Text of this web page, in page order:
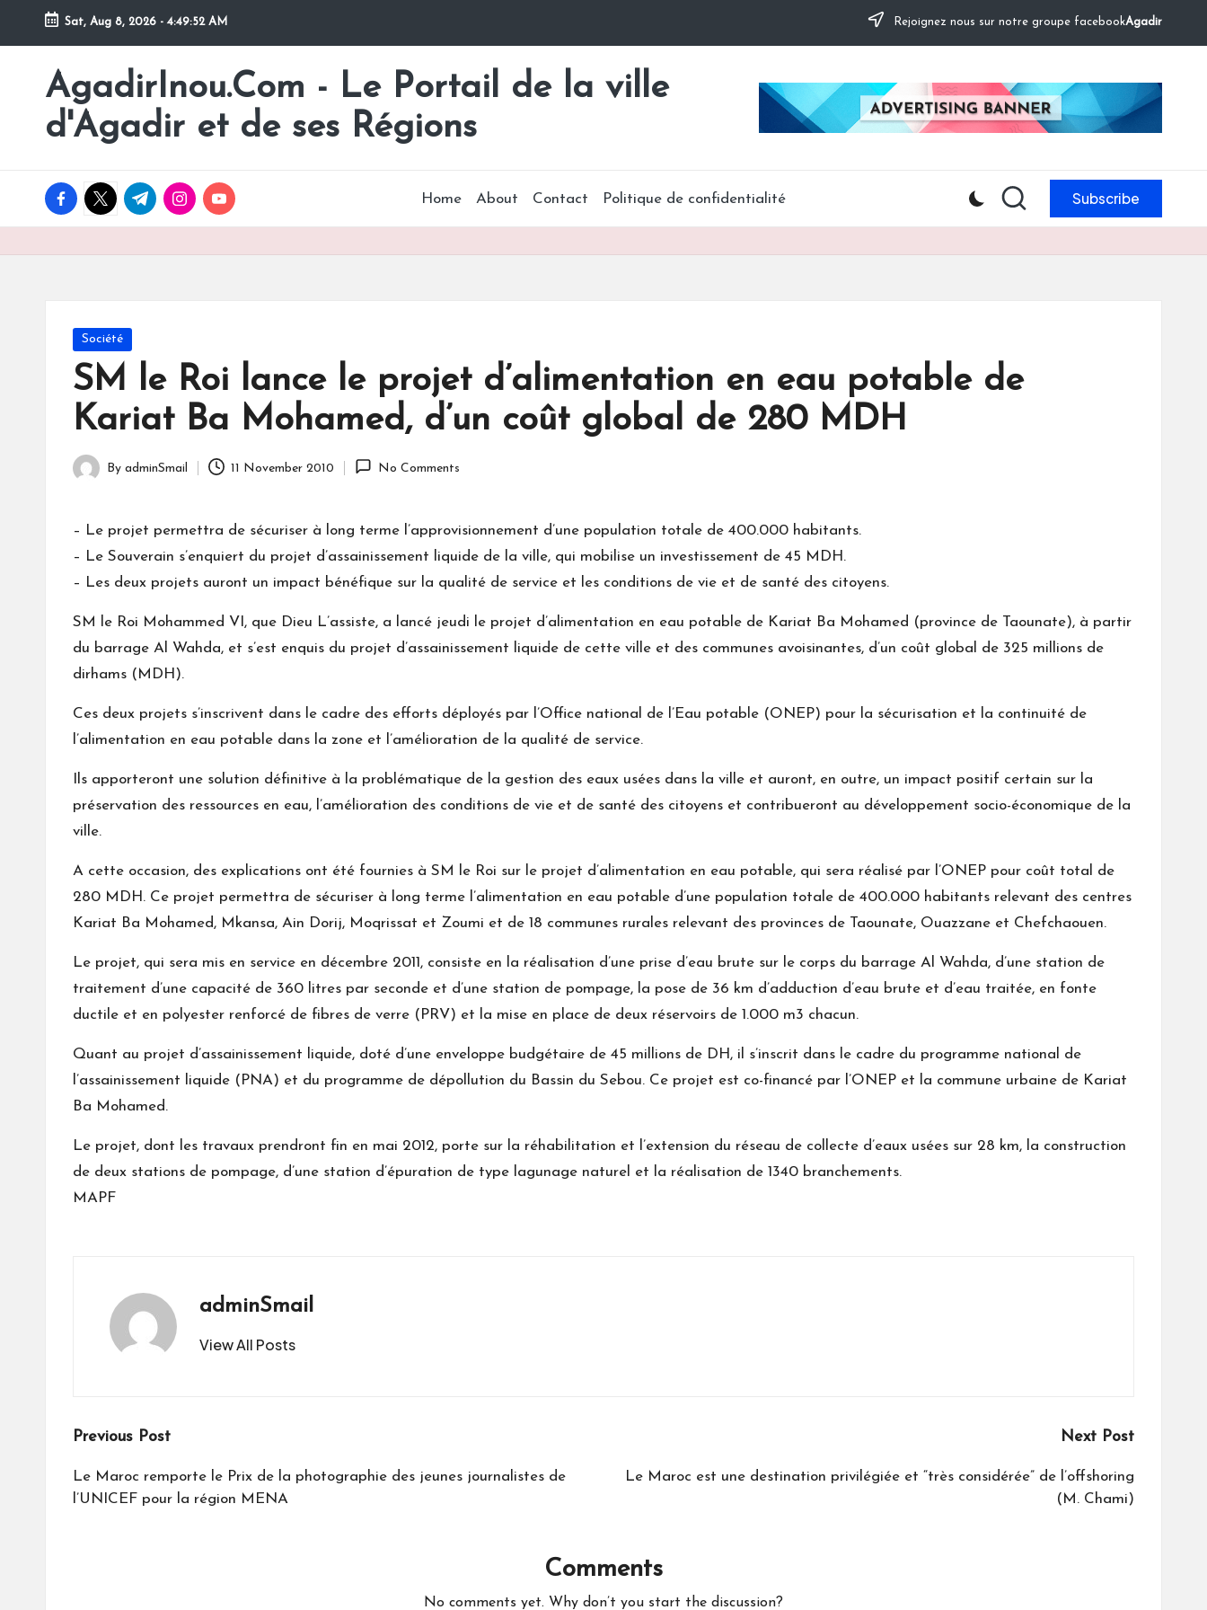
Skip
content
Sat, Aug 8, 2026 - 4:49:53 AM Rejoignez nous sur notre groupe facebookAgadir
AgadirInou.Com - Le Portail de la ville
d'Agadir et de ses Régions
Toute
l'actualité
de
d'Agadir
facebook.com
twitter.com
t.me instagram.com
youtube.com Home About Contact Politique de confidentialité Subscribe
Posted
Société
SM le Roi lance le projet d’alimentation en eau potable de
Kariat Ba Mohamed, d’un coût global de 280 MDH
Posted
By adminSmail 11 November 2010 No Comments
– Le projet permettra de sécuriser à long terme l’approvisionnement d’une population totale de 400.000 habitants.
– Le Souverain s’enquiert du projet d’assainissement liquide de la ville, qui mobilise un investissement de 45 MDH.
– Les deux projets auront un impact bénéfique sur la qualité de service et les conditions de vie et de santé des citoyens.
SM le Roi Mohammed VI, que Dieu L’assiste, a lancé jeudi le projet d’alimentation en eau potable de Kariat Ba Mohamed (province de Taounate), à partir
du barrage Al Wahda, et s’est enquis du projet d’assainissement liquide de cette ville et des communes avoisinantes, d’un coût global de 325 millions de
dirhams (MDH).
Ces deux projets s’inscrivent dans le cadre des efforts déployés par l’Office national de l’Eau potable (ONEP) pour la sécurisation et la continuité de
l’alimentation en eau potable dans la zone et l’amélioration de la qualité de service.
Ils apporteront une solution définitive à la problématique de la gestion des eaux usées dans la ville et auront, en outre, un impact positif certain sur la
préservation des ressources en eau, l’amélioration des conditions de vie et de santé des citoyens et contribueront au développement socio-économique de la
ville.
A cette occasion, des explications ont été fournies à SM le Roi sur le projet d’alimentation en eau potable, qui sera réalisé par l’ONEP pour coût total de
280 MDH. Ce projet permettra de sécuriser à long terme l’alimentation en eau potable d’une population totale de 400.000 habitants relevant des centres
Kariat Ba Mohamed, Mkansa, Ain Dorij, Moqrissat et Zoumi et de 18 communes rurales relevant des provinces de Taounate, Ouazzane et Chefchaouen.
Le projet, qui sera mis en service en décembre 2011, consiste en la réalisation d’une prise d’eau brute sur le corps du barrage Al Wahda, d’une station de
traitement d’une capacité de 360 litres par seconde et d’une station de pompage, la pose de 36 km d’adduction d’eau brute et d’eau traitée, en fonte
ductile et en polyester renforcé de fibres de verre (PRV) et la mise en place de deux réservoirs de 1.000 m3 chacun.
Quant au projet d’assainissement liquide, doté d’une enveloppe budgétaire de 45 millions de DH, il s’inscrit dans le cadre du programme national de
l’assainissement liquide (PNA) et du programme de dépollution du Bassin du Sebou. Ce projet est co-financé par l’ONEP et la commune urbaine de Kariat
Ba Mohamed.
Le projet, dont les travaux prendront fin en mai 2012, porte sur la réhabilitation et l’extension du réseau de collecte d’eaux usées sur 28 km, la construction
de deux stations de pompage, d’une station d’épuration de type lagunage naturel et la réalisation de 1340 branchements.
MAPF
adminSmail
View All Posts
Post
navigation
Previous Post
Le Maroc remporte le Prix de la photographie des jeunes journalistes de
l’UNICEF pour la région MENA
Next Post
Le Maroc est une destination privilégiée et “très considérée” de l’offshoring
(M. Chami)
Comments
No comments yet. Why don’t you start the discussion?